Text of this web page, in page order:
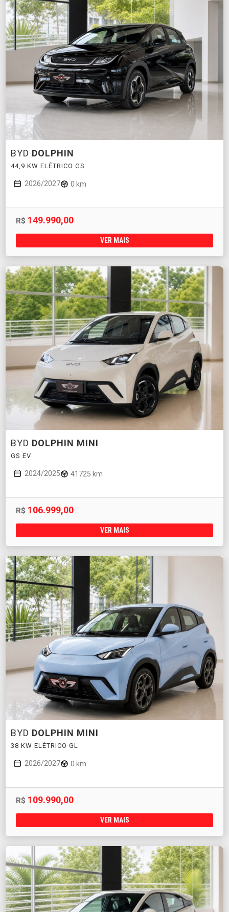
BYD DOLPHIN
44,9 KW ELÉTRICO GS
2026/2027 0 km
R$ 149.990,00
VER MAIS
BYD DOLPHIN MINI
GS EV
2024/2025 41725 km
R$ 106.999,00
VER MAIS
BYD DOLPHIN MINI
38 KW ELÉTRICO GL
2026/2027 0 km
R$ 109.990,00
VER MAIS